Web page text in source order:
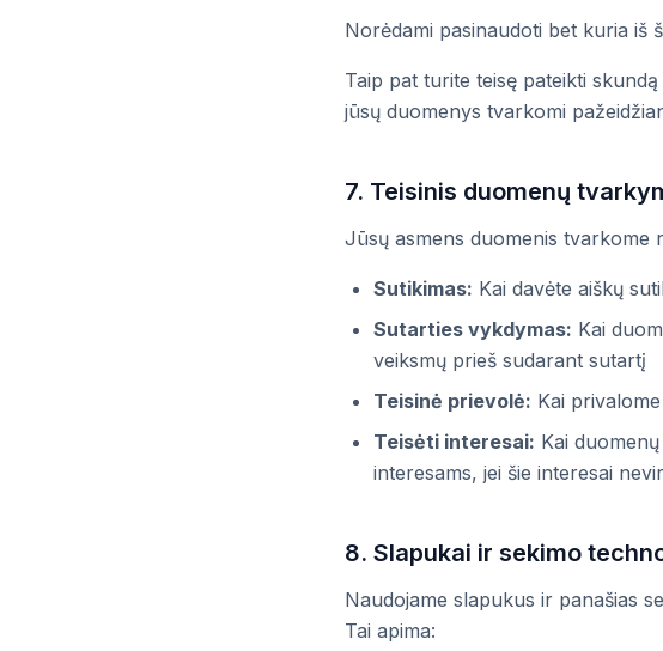
Norėdami pasinaudoti bet kuria iš
Taip pat turite teisę pateikti
jūsų duomenys tvarkomi
7. Teisinis duomenų
Jūsų asmens duomenis tvarkome
Sutikimas: Kai davėte aiškų
Sutarties vykdymas: Kai
veiksmų prieš sudarant sutartį
Teisinė prievolė: Kai
Teisėti interesai: Kai
interesams, jei šie interesai
8. Slapukai ir sekimo
Naudojame slapukus ir panašias
Tai apima: